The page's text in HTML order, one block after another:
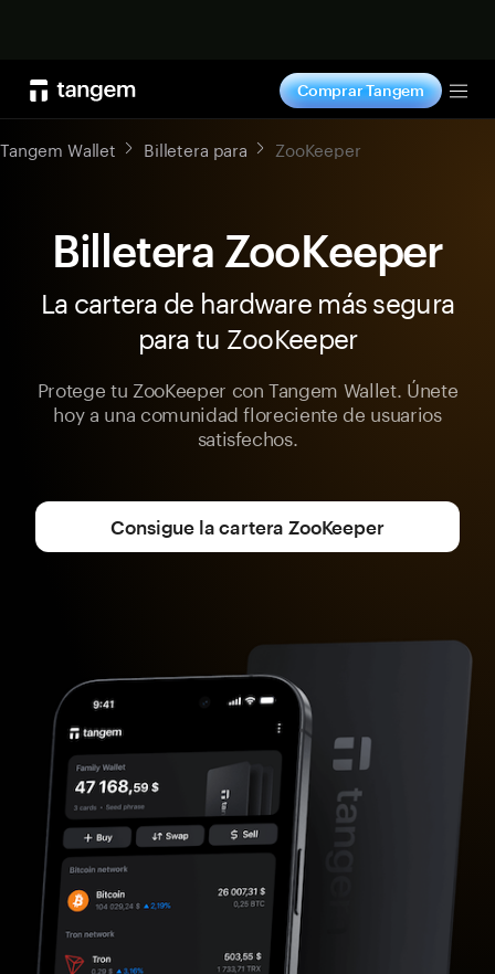
Comprar Tangem
Tangem Wallet Billetera para ZooKeeper
Billetera ZooKeeper
La cartera de hardware más segura
para tu ZooKeeper
Protege tu ZooKeeper con Tangem Wallet. Únete
hoy a una comunidad floreciente de usuarios
satisfechos.
Consigue la cartera ZooKeeper